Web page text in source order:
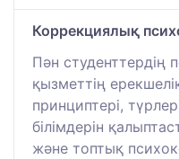
Коррекциялық
Пән студенттердің
қызметтің
принциптері,
білімдерін
және топтық